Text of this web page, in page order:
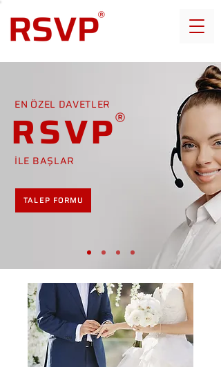
EN ÖZEL DAVETLER
RSVP
İLE BAŞLAR
TALEP FORMU